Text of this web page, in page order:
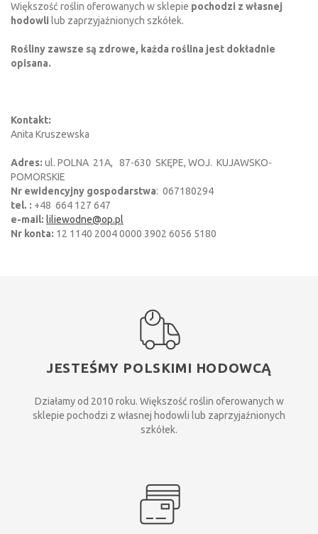
Większość roślin oferowanych w sklepie pochodzi z własnej
hodowli lub zaprzyjaźnionych szkółek.
Rośliny zawsze są zdrowe, każda roślina jest dokładnie
opisana.
Kontakt:
Anita Kruszewska
Adres: ul. POLNA 21A, 87-630 SKĘPE, WOJ. KUJAWSKO-
POMORSKIE
Nr ewidencyjny gospodarstwa: 067180294
tel. : +48 664 127 647
e-mail: liliewodne@op.pl
Nr konta: 12 1140 2004 0000 3902 6056 5180
JESTEŚMY POLSKIMI HODOWCĄ
Działamy od 2010 roku. Większość roślin oferowanych w
sklepie pochodzi z własnej hodowli lub zaprzyjaźnionych
szkółek.